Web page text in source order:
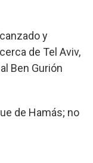
y
de Tel Aviv,
Ben Gurión
de Hamás; no